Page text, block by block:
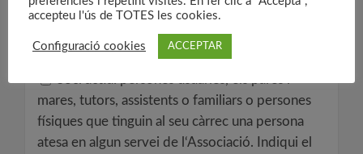
Marqui quin tipus de soci vol ser:
mares, tutors, assistents o familiars o persones
físiques que tinguin al seu càrrec una persona
atesa en algun servei de l‘Associació. Indiqui el
accepteu l'ús de TOTES les cookies.
Configuració cookies ACCEPTAR